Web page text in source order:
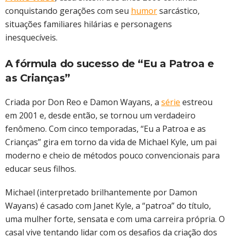
conquistando gerações com seu humorsarcástico,
situações familiares hilárias e personagens
inesquecíveis.
A fórmula do sucesso de “Eu a Patroa e
as Crianças”
Criada por Don Reo e Damon Wayans, a série estreou
em 2001 e, desde então, se tornou um verdadeiro
fenômeno. Com cinco temporadas, “Eu a Patroa e as
Crianças” gira em torno da vida de Michael Kyle, um pai
moderno e cheio de métodos pouco convencionais para
educar seus filhos.
Michael (interpretado brilhantemente por Damon
Wayans) é casado com Janet Kyle, a “patroa” do título,
uma mulher forte, sensata e com uma carreira própria. O
casal vive tentando lidar com os desafios da criação dos